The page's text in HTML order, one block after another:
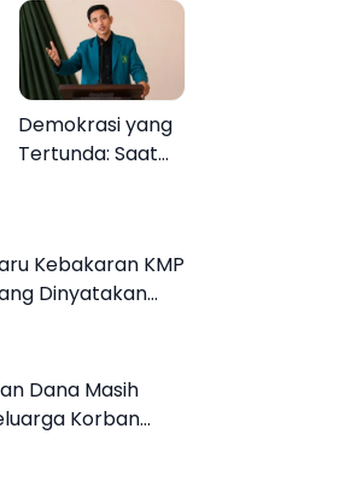
Melupakan
Demokrasi yang
Tertunda: Saat
Kebakaran KMP
Dinyatakan
Dana Masih
Korban
Sumenep